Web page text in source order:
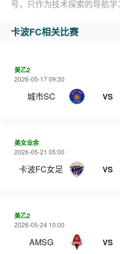
号，只作为技术探索的导航学
卡波FC相关比赛
美乙2
2026-05-17 09:30
城市SC VS
美女业余
2026-05-21 05:00
卡波FC女足 VS
美乙2
2026-05-24 10:00
AMSG VS